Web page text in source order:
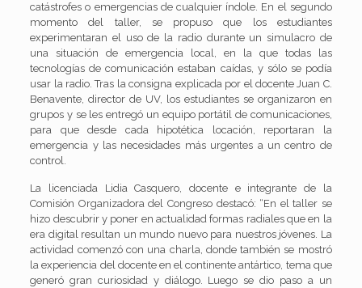
catástrofes o emergencias de cualquier índole. En el segundo
momento del taller, se propuso que los estudiantes
experimentaran el uso de la radio durante un simulacro de
una situación de emergencia local, en la que todas las
tecnologías de comunicación estaban caídas, y sólo se podía
usar la radio. Tras la consigna explicada por el docente Juan C.
Benavente, director de UV, los estudiantes se organizaron en
grupos y se les entregó un equipo portátil de comunicaciones,
para que desde cada hipotética locación, reportaran la
emergencia y las necesidades más urgentes a un centro de
control.
La licenciada Lidia Casquero, docente e integrante de la
Comisión Organizadora del Congreso destacó: “En el taller se
hizo descubrir y poner en actualidad formas radiales que en la
era digital resultan un mundo nuevo para nuestros jóvenes. La
actividad comenzó con una charla, donde también se mostró
la experiencia del docente en el continente antártico, tema que
generó gran curiosidad y diálogo. Luego se dio paso a un